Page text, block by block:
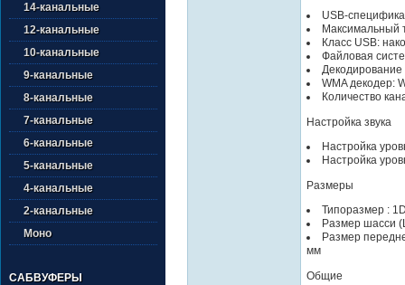
14-канальные
12-канальные
10-канальные
9-канальные
8-канальные
7-канальные
6-канальные
5-канальные
4-канальные
2-канальные
Моно
САБВУФЕРЫ
USB-
Максимальный
Класс USB:
Файловая
Декодирование
WMA декодер:
Количество
Настройка звука
Настройка
Настройка
Размеры
Типоразмер :
Размер шасси
Размер
мм
Общие